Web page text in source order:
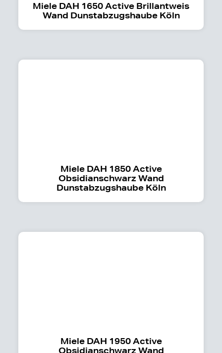
Miele DAH 1650 Active Brillantweis
Wand Dunstabzugshaube Köln
Miele DAH 1850 Active
Obsidianschwarz Wand
Dunstabzugshaube Köln
Miele DAH 1950 Active
Obsidianschwarz Wand